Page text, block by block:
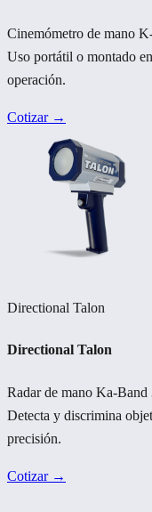
Cinemómetro de mano
Uso portátil o montado
operación.
Cotizar →
Directional Talon
Directional Talon
Radar de mano Ka-
Detecta y discrimina
precisión.
Cotizar →